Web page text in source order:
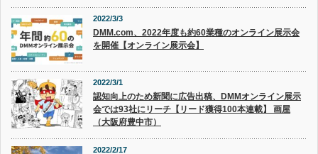
2022/3/3
DMM.com、2022年度も約60業種のオンライン展示会
を開催【オンライン展示会】
2022/3/1
認知向上のため新聞に広告出稿、DMMオンライン展示
会では93社にリーチ【リード獲得100本連載】 画屋
（大阪府豊中市）
2022/2/17